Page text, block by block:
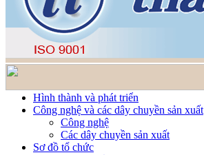
Hình thành và phát triển
Công nghệ và các dây chuyền sản xuất
Công nghệ
Các dây chuyền sản xuất
Sơ đồ tổ chức